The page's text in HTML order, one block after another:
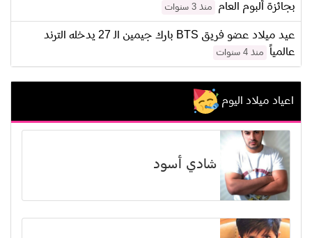
بجائزة ألبوم العام
منذ 3 سنوات
عيد ميلاد عضو فريق BTS بارك جيمين الـ 27 يدخله الترند
عالمياً
منذ 4 سنوات
اعياد ميلاد اليوم
شادي أسود